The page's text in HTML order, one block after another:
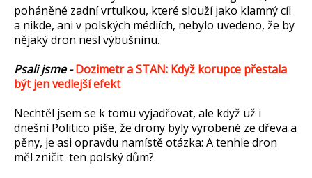
poháněné zadní vrtulkou, které slouží jako klamný cíl
a nikde, ani v polských médiích, nebylo uvedeno, že by
nějaký dron nesl výbušninu.
Psali jsme -Dozimetr a STAN: Když korupce přestala
být jen vedlejší efekt
Nechtěl jsem se k tomu vyjadřovat, ale když už i
dnešní Politico píše, že drony byly vyrobené ze dřeva a
pěny, je asi opravdu namístě otázka: A tenhle dron
měl zničit ten polský dům?